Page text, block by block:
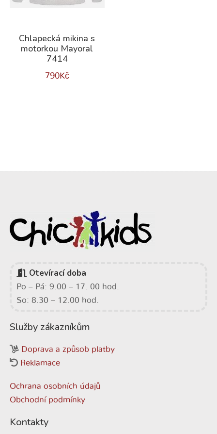
Chlapecká mikina s
motorkou Mayoral
7414
790Kč
Otevírací doba
Po – Pá: 9.00 – 17. 00 hod.
So: 8.30 – 12.00 hod.
Služby zákazníkům
Doprava a způsob platby
Reklamace
Ochrana osobních údajů
Obchodní podmínky
Kontakty